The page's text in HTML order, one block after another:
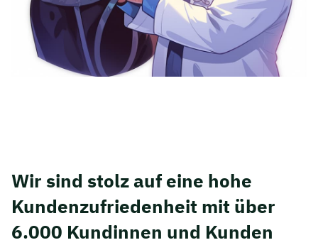
Wir sind stolz auf eine hohe
Kunden­zufriedenheit mit über
6.000 Kundinnen und Kunden